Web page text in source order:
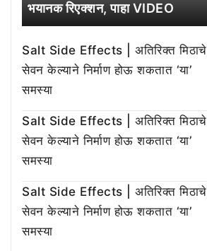
भयानक रिएक्शन, पाहा VIDEO
Salt Side Effects | अतिरिक्त मिठाचे
सेवन केल्याने निर्माण होऊ शकतात ‘या’
समस्या
Salt Side Effects | अतिरिक्त मिठाचे
सेवन केल्याने निर्माण होऊ शकतात ‘या’
समस्या
Salt Side Effects | अतिरिक्त मिठाचे
सेवन केल्याने निर्माण होऊ शकतात ‘या’
समस्या